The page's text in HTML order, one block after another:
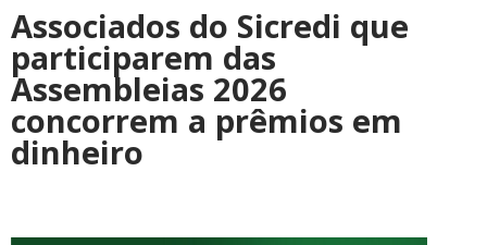
Associados do Sicredi que
participarem das
Assembleias 2026
concorrem a prêmios em
dinheiro